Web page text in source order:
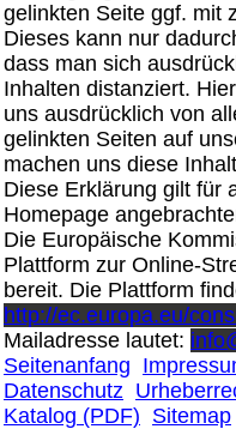
gelinkten Seite ggf. mit
Dieses kann nur
dass man sich
Inhalten distanziert.
uns ausdrücklich von
gelinkten Seiten auf
machen uns diese
Diese Erklärung gilt für
Homepage
Die Europäische
Plattform zur Online-
bereit. Die Plattform
http://ec.europa.eu/
Mailadresse lautet:
Seitenanfang
Datenschutz
Katalog (PDF) Sitemap